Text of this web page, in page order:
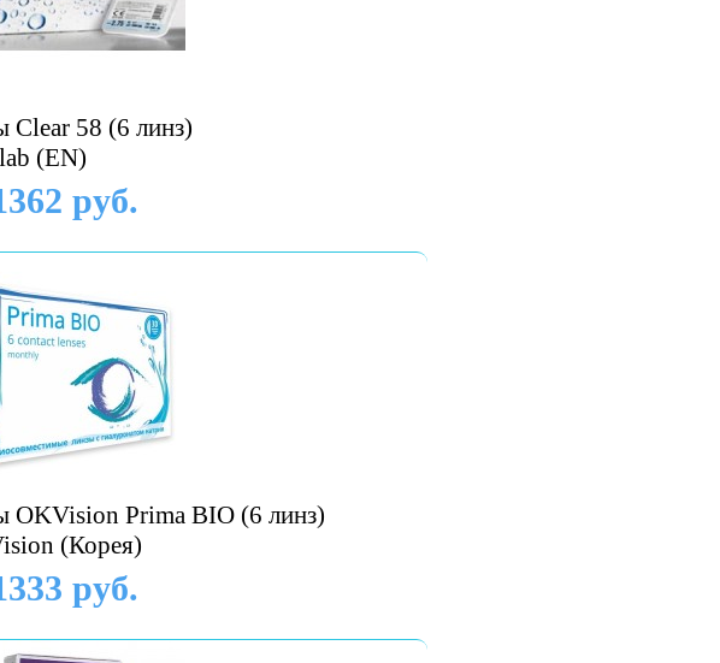
Clear 58 (6 линз)
(EN)
руб.
OKVision Prima BIO (6 линз)
(Корея)
руб.